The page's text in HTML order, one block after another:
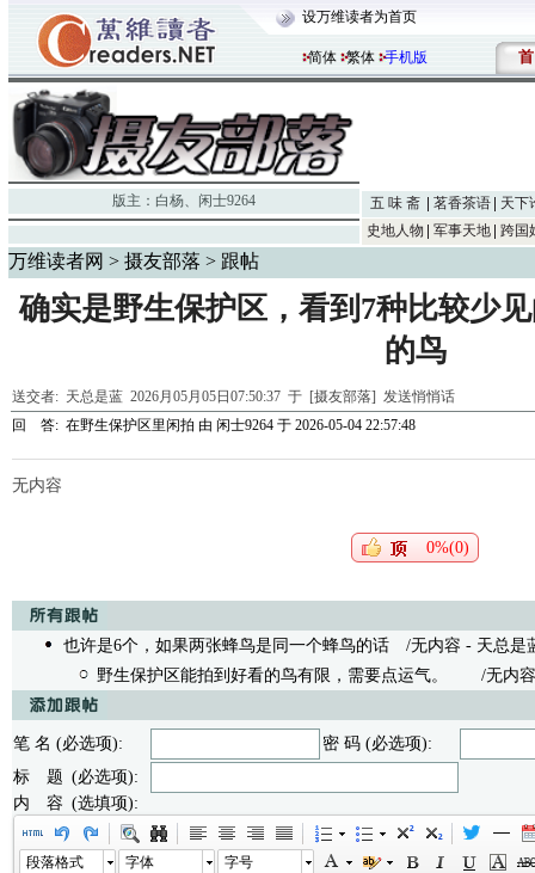
设万维读者为首页
简体 繁体 手机版 首
版主： 白杨、 闲士9264 五 味 斋 茗香茶语
天下
史地人物
军事天地 跨国
万维读者网 > 摄友部落 > 跟帖
确实是野生保护区，看到7种比较少
的鸟
送交者: 天总是蓝 2026月05月05日07:50:37 于 [摄友部落] 发送悄悄话
回 答: 在野生保护区里闲拍 由 闲士9264 于 2026-05-04 22:57:48
无内容
0%(0)
也许是6个，如果两张蜂鸟是同一个蜂鸟的话 /无内容 - 天总是
野生保护区能拍到好看的鸟有限，需要点运气。
/无内容 -
笔 名 (必选项):
密 码 (必选项):
标 题 (必选项):
内 容 (选填项):
段落格式 字体 字号